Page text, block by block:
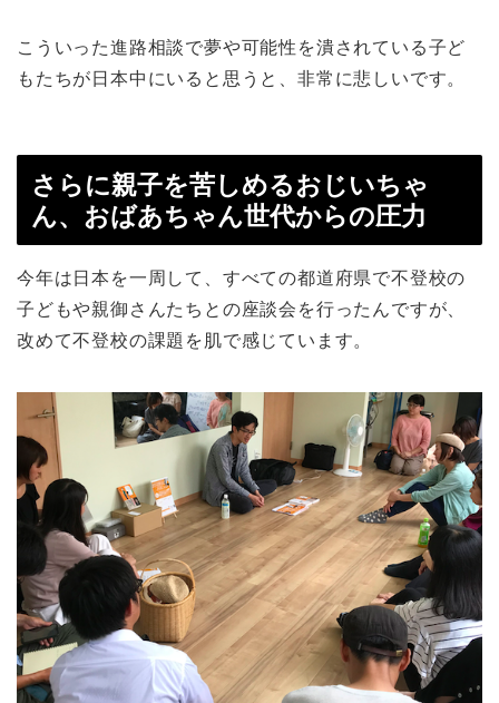
こういった進路相談で夢や可能性を潰されている子ど
もたちが日本中にいると思うと、非常に悲しいです。
さらに親子を苦しめるおじいちゃ
ん、おばあちゃん世代からの圧力
今年は日本を一周して、すべての都道府県で不登校の
子どもや親御さんたちとの座談会を行ったんですが、
改めて不登校の課題を肌で感じています。